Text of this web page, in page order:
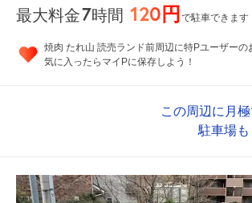
最大料金7時間 120円で駐車できます
焼肉 たれ山 読売ランド前周辺に特Pユーザーの
気に入ったらマイPに保存しよう！
この周辺に月
駐車場も